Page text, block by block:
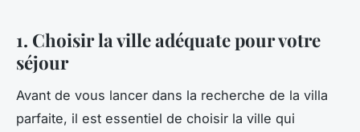
1. Choisir la ville adéquate pour votre
séjour
Avant de vous lancer dans la recherche de la villa
parfaite, il est essentiel de choisir la ville qui